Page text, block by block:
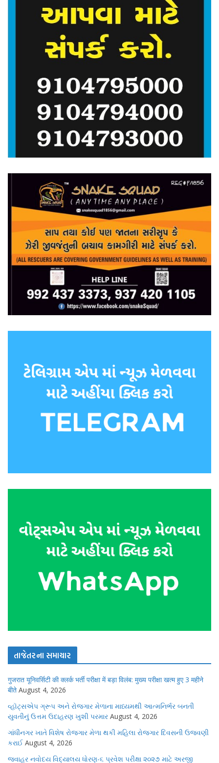
તાજેતરના સમાચાર
गुजरात यूनिवर्सिटी की क्लर्क भर्ती परीक्षा में बड़ा विलंब: मुख्य परीक्षा खत्म हुए 3 महीने
बीते August 4, 2026
વ્હૉટ્સએપ ગ્રૂપ અને રોજગાર મેળાના માધ્યમથી આત્મનિર્ભર બનતી
યુવતીનું ઉત્તમ ઉદાહરણ ખુશી પરમાર August 4, 2026
ગાંધીનગર ખાતે વિશેષ રોજગાર મેળા થકી મહિલા રોજગાર દિવસની ઉજવણી
કરાઈ August 4, 2026
જવાહર નવોદય વિદ્યાલય ધોરણ-૬ પ્રવેશ પરીક્ષા ૨૦૨૭ માટે અરજી